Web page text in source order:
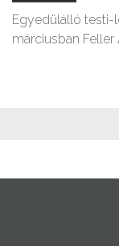
Egyedülálló testi-
márciusban Feller